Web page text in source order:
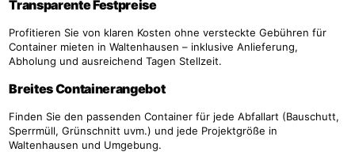
Transparente Festpreise
Profitieren Sie von klaren Kosten ohne versteckte Gebühren für
Container mieten in Waltenhausen – inklusive Anlieferung,
Abholung und ausreichend Tagen Stellzeit.
Breites Containerangebot
Finden Sie den passenden Container für jede Abfallart (Bauschutt,
Sperrmüll, Grünschnitt uvm.) und jede Projektgröße in
Waltenhausen und Umgebung.